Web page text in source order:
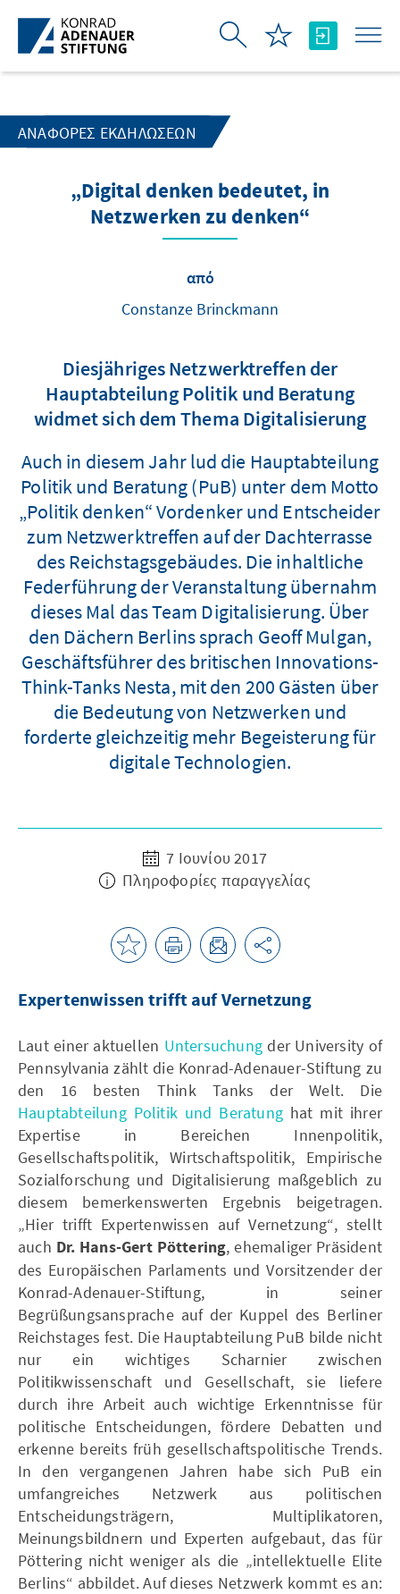
Skip to Main Content
ΑΝΑΦΟΡΈΣ ΕΚΔΗΛΏΣΕΩΝ
„Digital denken bedeutet, in
Netzwerken zu denken“
από
Constanze Brinckmann
Diesjähriges Netzwerktreffen der
Hauptabteilung Politik und Beratung
widmet sich dem Thema Digitalisierung
Auch in diesem Jahr lud die Hauptabteilung
Politik und Beratung (PuB) unter dem Motto
„Politik denken“ Vordenker und Entscheider
zum Netzwerktreffen auf der Dachterrasse
des Reichstagsgebäudes. Die inhaltliche
Federführung der Veranstaltung übernahm
dieses Mal das Team Digitalisierung. Über
den Dächern Berlins sprach Geoff Mulgan,
Geschäftsführer des britischen Innovations-
Think-Tanks Nesta, mit den 200 Gästen über
die Bedeutung von Netzwerken und
forderte gleichzeitig mehr Begeisterung für
digitale Technologien.
7 Ιουνίου 2017
Πληροφορίες παραγγελίας
Expertenwissen trifft auf Vernetzung
Laut einer aktuellen Untersuchung der University of
Pennsylvania zählt die Konrad-Adenauer-Stiftung zu
den 16 besten Think Tanks der Welt. Die
Hauptabteilung Politik und Beratung hat mit ihrer
Expertise in Bereichen Innenpolitik,
Gesellschaftspolitik, Wirtschaftspolitik, Empirische
Sozialforschung und Digitalisierung maßgeblich zu
diesem bemerkenswerten Ergebnis beigetragen.
„Hier trifft Expertenwissen auf Vernetzung“, stellt
auch Dr. Hans-Gert Pöttering, ehemaliger Präsident
des Europäischen Parlaments und Vorsitzender der
Konrad-Adenauer-Stiftung, in seiner
Begrüßungsansprache auf der Kuppel des Berliner
Reichstages fest. Die Hauptabteilung PuB bilde nicht
nur ein wichtiges Scharnier zwischen
Politikwissenschaft und Gesellschaft, sie liefere
durch ihre Arbeit auch wichtige Erkenntnisse für
politische Entscheidungen, fördere Debatten und
erkenne bereits früh gesellschaftspolitische Trends.
In den vergangenen Jahren habe sich PuB ein
umfangreiches Netzwerk aus politischen
Entscheidungsträgern, Multiplikatoren,
Meinungsbildnern und Experten aufgebaut, das für
Pöttering nicht weniger als die „intellektuelle Elite
Berlins“ abbildet. Auf dieses Netzwerk kommt es an: